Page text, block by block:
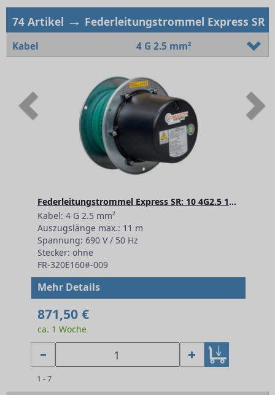
74 Artikel → Federleitungstrommel Express SR
Kabel 4 G 2.5 mm²
Federleitungstrommel Express SR: 10 4G2.5 11m
Kabel: 4 G 2.5 mm²
Auszugslänge max.: 11 m
Spannung: 690 V / 50 Hz
Stecker: ohne
FR-320E160#-009
Mehr Details
871,50 €
ca. 1 Woche
1 - 7